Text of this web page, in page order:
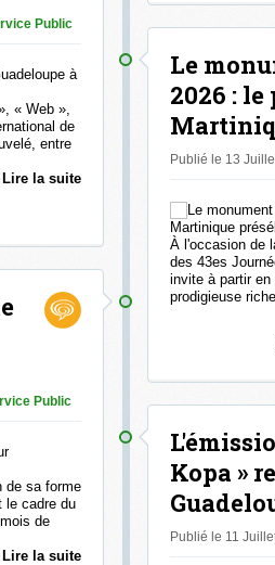
Public
« Web »,
de
entre
Lire la suite
Public
de sa forme
le cadre du
de
Lire la suite
Le
2026 :
Publié le 13
À l'occasion de
des 43es
invite à partir
prodigieuse
Kopa »
Publié le 11